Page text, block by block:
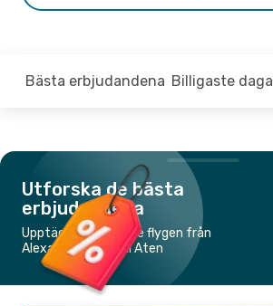
Bästa erbjudandena Billigaste
Utforska de bästa
erbjudandena
Upptäck de billigaste flygen från
Alexandroupolis till Aten